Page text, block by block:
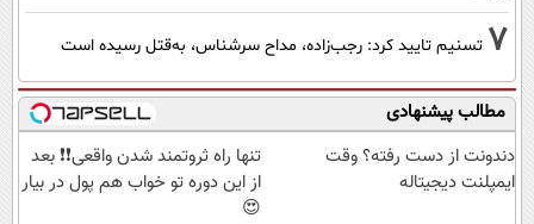
7 تسنیم تایید کرد: رجب‌زاده، مداح سرشناس، به‌قتل رسیده است
مطالب پیشنهادی
دندونت از دست رفته؟ وقت
ایمپلنت دیجیتاله
تنها راه ثروتمند شدن واقعی❗❗ بعد
از این دوره تو خواب هم پول در بیار
😍